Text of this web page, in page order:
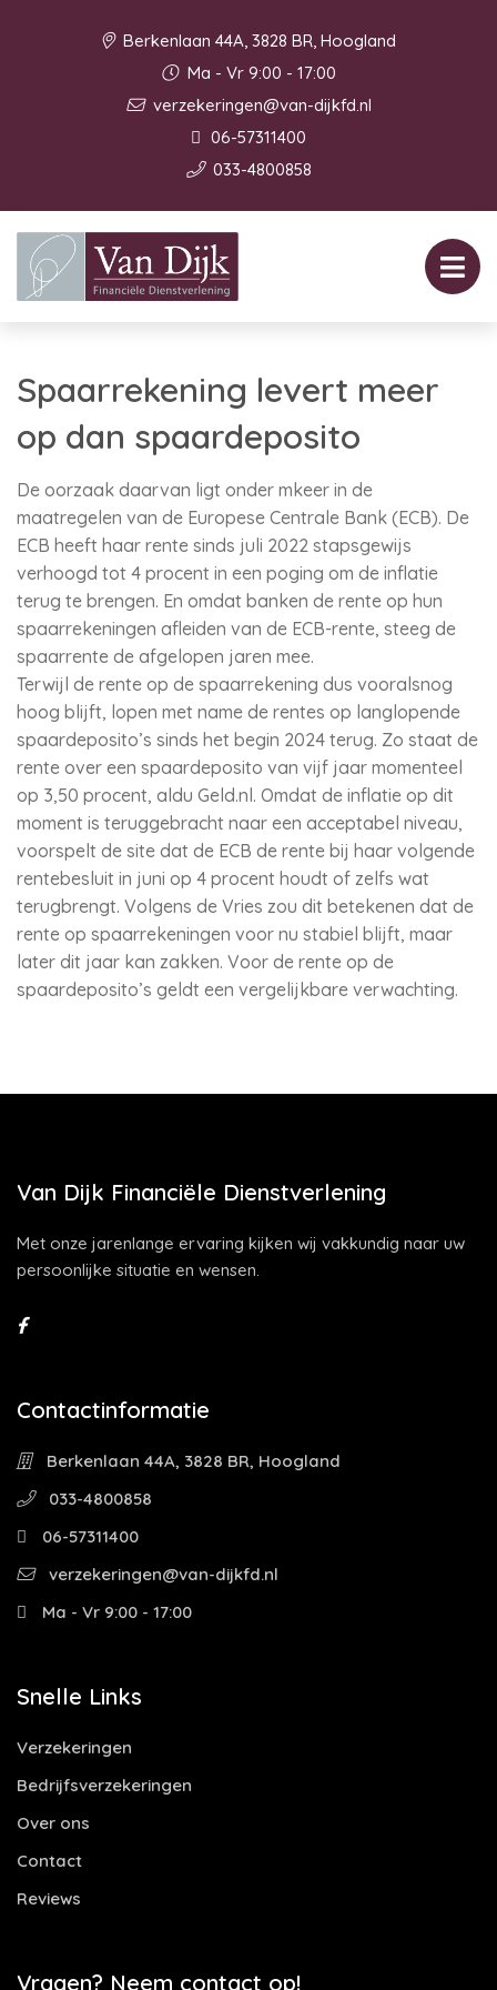
Berkenlaan 44A, 3828 BR, Hoogland
Ma - Vr 9:00 - 17:00
verzekeringen@van-dijkfd.nl
06-57311400
033-4800858
Spaarrekening levert meer
op dan spaardeposito
De oorzaak daarvan ligt onder mkeer in de
maatregelen van de Europese Centrale Bank (ECB). De
ECB heeft haar rente sinds juli 2022 stapsgewijs
verhoogd tot 4 procent in een poging om de inflatie
terug te brengen. En omdat banken de rente op hun
spaarrekeningen afleiden van de ECB-rente, steeg de
spaarrente de afgelopen jaren mee.
Terwijl de rente op de spaarrekening dus vooralsnog
hoog blijft, lopen met name de rentes op langlopende
spaardeposito’s sinds het begin 2024 terug. Zo staat de
rente over een spaardeposito van vijf jaar momenteel
op 3,50 procent, aldu Geld.nl. Omdat de inflatie op dit
moment is teruggebracht naar een acceptabel niveau,
voorspelt de site dat de ECB de rente bij haar volgende
rentebesluit in juni op 4 procent houdt of zelfs wat
terugbrengt. Volgens de Vries zou dit betekenen dat de
rente op spaarrekeningen voor nu stabiel blijft, maar
later dit jaar kan zakken. Voor de rente op de
spaardeposito’s geldt een vergelijkbare verwachting.
Van Dijk Financiële Dienstverlening
Met onze jarenlange ervaring kijken wij vakkundig naar uw
persoonlijke situatie en wensen.
Contactinformatie
Berkenlaan 44A, 3828 BR, Hoogland
033-4800858
06-57311400
verzekeringen@van-dijkfd.nl
Ma - Vr 9:00 - 17:00
Snelle Links
Verzekeringen
Bedrijfsverzekeringen
Over ons
Contact
Reviews
Vragen? Neem contact op!